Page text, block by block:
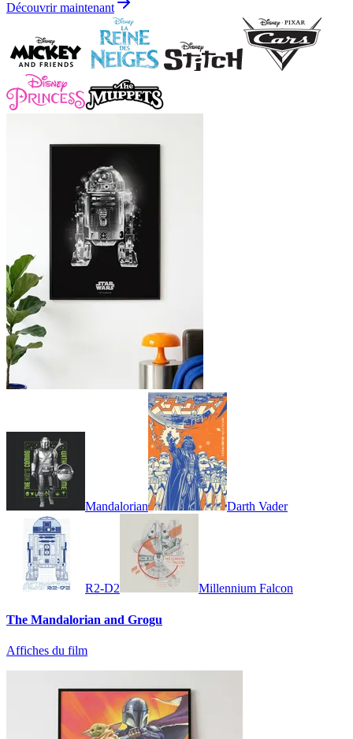
Découvrir maintenant
Mandalorian Darth Vader
R2-D2 Millennium Falcon
The Mandalorian and Grogu
Affiches du film